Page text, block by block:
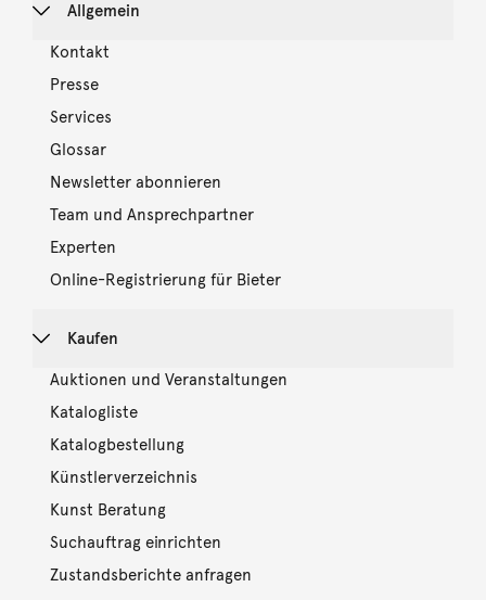
Allgemein
Kontakt
Presse
Services
Glossar
Newsletter abonnieren
Team und Ansprechpartner
Experten
Online-Registrierung für Bieter
Kaufen
Auktionen und Veranstaltungen
Katalogliste
Katalogbestellung
Künstlerverzeichnis
Kunst Beratung
Suchauftrag einrichten
Zustandsberichte anfragen